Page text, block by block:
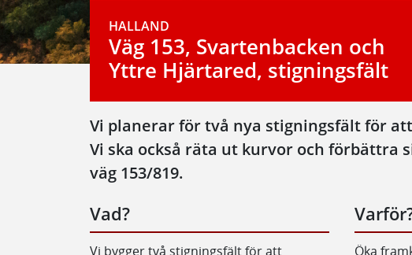
HALLAND
Väg 153, Svartenbacken och
Yttre Hjärtared, stigningsfält
Vi planerar för två nya stigningsfält för
Vi ska också räta ut kurvor och förbättra
väg 153/819.
Vad?
Vi bygger två stigningsfält för att
Öka